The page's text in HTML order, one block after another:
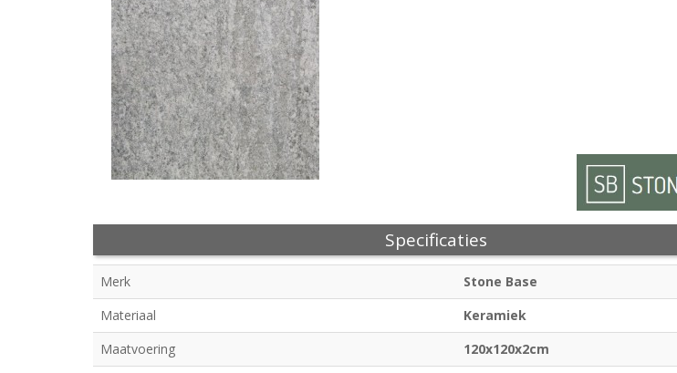
Specificaties
Merk
Stone Base
Materiaal
Keramiek
Maatvoering
120x120x2cm